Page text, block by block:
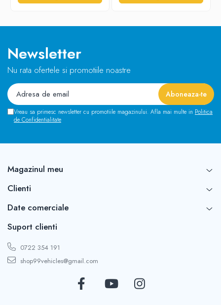
Newsletter
Nu rata ofertele si promotiile noastre
Vreau sa primesc newsletter cu promotiile magazinului. Afla mai multe in Politica
de Confidentialitate
Magazinul meu
Clienti
Date comerciale
Suport clienti
0722 354 191
shop99vehicles@gmail.com